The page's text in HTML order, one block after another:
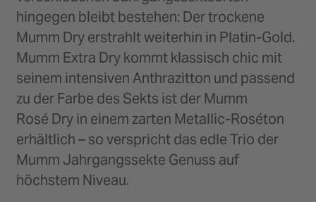
hingegen bleibt bestehen: Der trockene
Mumm Dry erstrahlt weiterhin in Platin-Gold.
Mumm Extra Dry kommt klassisch chic mit
seinem intensiven Anthrazitton und passend
zu der Farbe des Sekts ist der Mumm
Rosé Dry in einem zarten Metallic-Roséton
erhältlich – so verspricht das edle Trio der
Mumm Jahrgangssekte Genuss auf
höchstem Niveau.